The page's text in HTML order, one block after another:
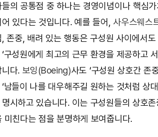
의 공통점 중 하나는 경영이념이나 핵심가
어 있다는 것입니다. 예를 들어,사우스웨스
존중, 배려 있는 행동은 구성원 사이에서도
구성원에게 최고의 근무 환경을 제공하고
다. 보잉(Boeing)사도 ‘구성원 상호간 존
남들이 나를 대우해주길 원하는 것처럼 상
시하고 있습니다. 이는 구성원들의 상호
미친다는 점을 분명하게 보여줍니다.